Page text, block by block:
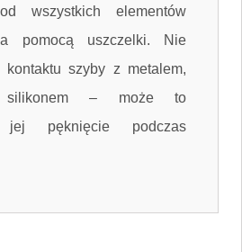
wszystkich elementów
pomocą uszczelki. Nie
kontaktu szyby z metalem,
– może to
jej pęknięcie podczas